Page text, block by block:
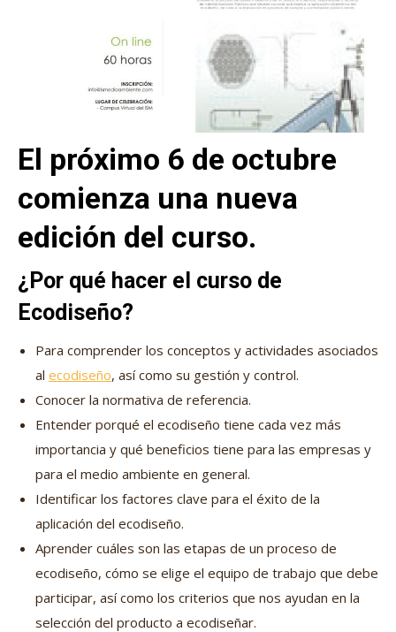
El próximo 6 de octubre
comienza una nueva
edición del curso.
¿Por qué hacer el curso de
Ecodiseño?
Para comprender los conceptos y actividades asociados
al ecodiseño, así como su gestión y control.
Conocer la normativa de referencia.
Entender porqué el ecodiseño tiene cada vez más
importancia y qué beneficios tiene para las empresas y
para el medio ambiente en general.
Identificar los factores clave para el éxito de la
aplicación del ecodiseño.
Aprender cuáles son las etapas de un proceso de
ecodiseño, cómo se elige el equipo de trabajo que debe
participar, así como los criterios que nos ayudan en la
selección del producto a ecodiseñar.